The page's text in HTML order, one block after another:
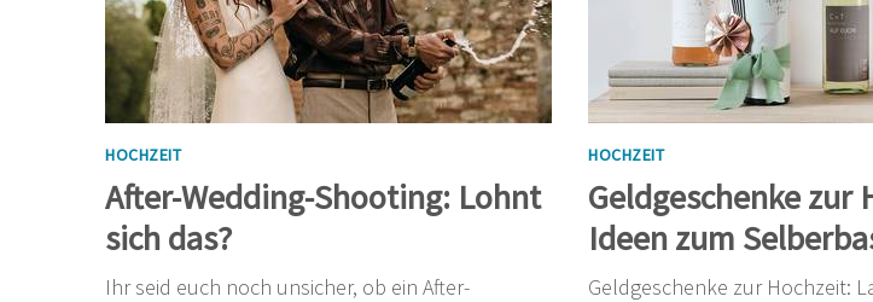
HOCHZEIT
After-Wedding-Shooting: Lohnt
sich das?
Ihr seid euch noch unsicher, ob ein After-
HOCHZEIT
Geldgeschenke zur
Ideen zum
Geldgeschenke zur Hochzeit: